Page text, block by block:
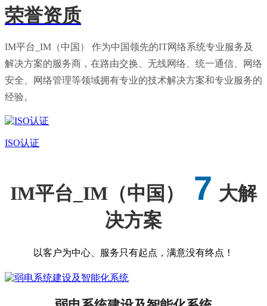
荣誉资质
IM平台_IM（中国） 作为中国领先的IT网络系统专业服务及
解决方案的服务商，在路由交换、无线网络、统一通信、网络
安全、网络管理等领域拥有专业的技术解决方案和专业服务的
经验。
ISO认证
IM平台_IM（中国） 7 大解
决方案
以客户为中心、服务只有起点，满意没有终点！